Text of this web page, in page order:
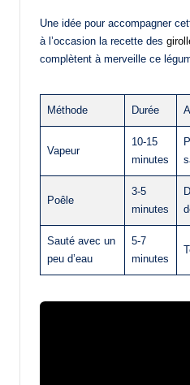
Une idée pour accompagner
à l’occasion la recette des
complètent à merveille ce
Méthode Durée
Vapeur
10-15
minutes
Poêle
3-5
minutes
Sauté avec un
peu d’eau
5-7
minutes